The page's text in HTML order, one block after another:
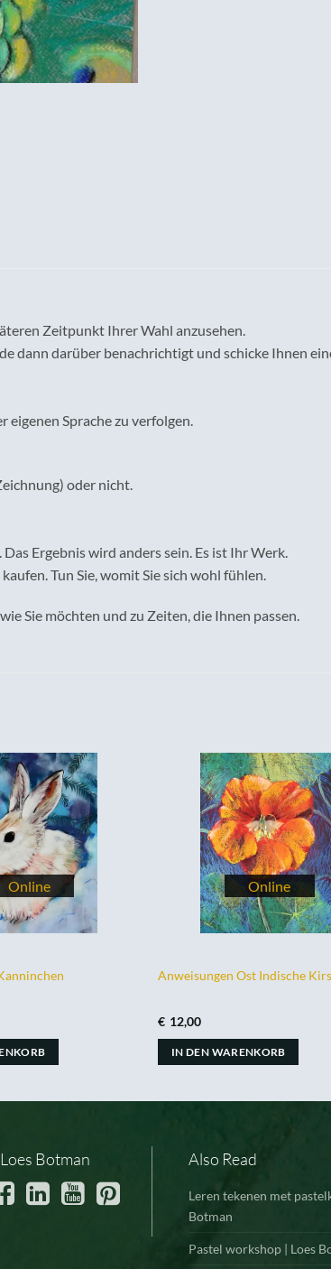
Zeitpunkt Ihrer Wahl anzusehen.
dann darüber benachrichtigt und schicke Ihnen
Sprache zu verfolgen.
oder nicht.
Ergebnis wird anders sein. Es ist Ihr Werk.
Tun Sie, womit Sie sich wohl fühlen.
Sie möchten und zu Zeiten, die Ihnen passen.
Anweisungen Ost Indische
€ 12,00
IN DEN WARENKORB
Botman Also Read
Leren tekenen met
Botman
Pastel workshop | Loes